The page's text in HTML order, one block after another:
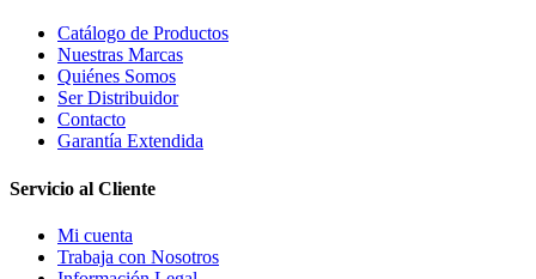
Catálogo de Productos
Nuestras Marcas
Quiénes Somos
Ser Distribuidor
Contacto
Garantía Extendida
Servicio al Cliente
Mi cuenta
Trabaja con Nosotros